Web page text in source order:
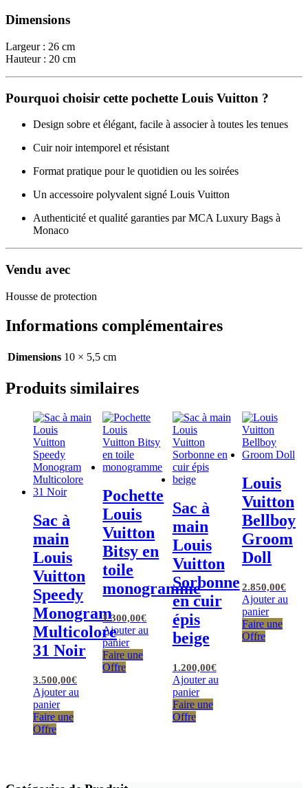
Dimensions
Largeur : 26 cm
Hauteur : 20 cm
Pourquoi choisir cette pochette Louis Vuitton ?
Design sobre et élégant, facile à associer à toutes les tenues
Cuir noir intemporel et résistant
Format pratique pour le quotidien ou les soirées
Un accessoire polyvalent signé Louis Vuitton
Authenticité et qualité garanties par MCA Luxury Bags à
Monaco
Vendu avec
Housse de protection
Informations complémentaires
Dimensions 10 × 5,5 cm
Produits similaires
Sac à
main
Louis
Vuitton
Speedy
Monogram
Multicolore
31 Noir
3.500,00€
Ajouter au
panier
Faire une
Offre
Pochette
Louis
Vuitton
Bitsy en
toile
monogramme
1.300,00€
Ajouter au
panier
Faire une
Offre
Sac à
main
Louis
Vuitton
Sorbonne
en cuir
épis
beige
1.200,00€
Ajouter au
panier
Faire une
Offre
Louis
Vuitton
Bellboy
Groom
Doll
2.850,00€
Ajouter au
panier
Faire une
Offre